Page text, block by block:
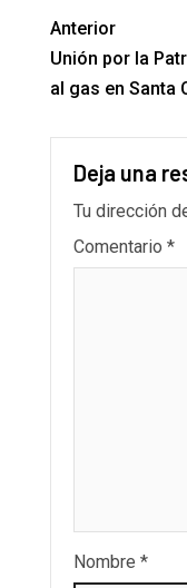
Anterior
Unión por la
al gas en Santa
Deja una
Tu dirección
Comentario *
Nombre *